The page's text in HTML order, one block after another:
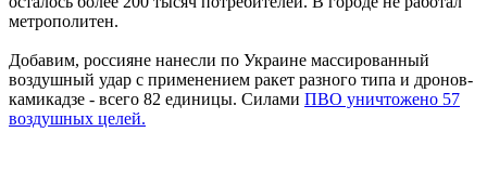
метрополитен.
Добавим, россияне нанесли по Украине массированный
воздушный удар с применением ракет разного типа и дронов-
камикадзе - всего 82 единицы. Силами ПВО уничтожено 57
воздушных целей.